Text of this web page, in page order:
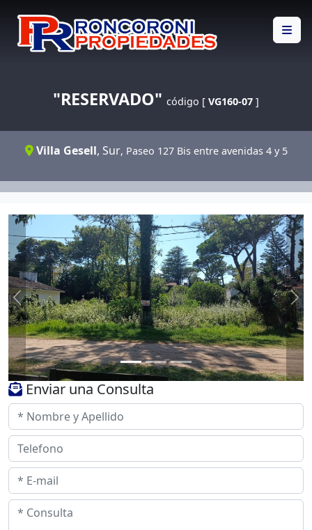
"RESERVADO" código [ VG160-07 ]
Villa Gesell, Sur, Paseo 127 Bis entre avenidas 4 y 5
Previous
Enviar una Consulta